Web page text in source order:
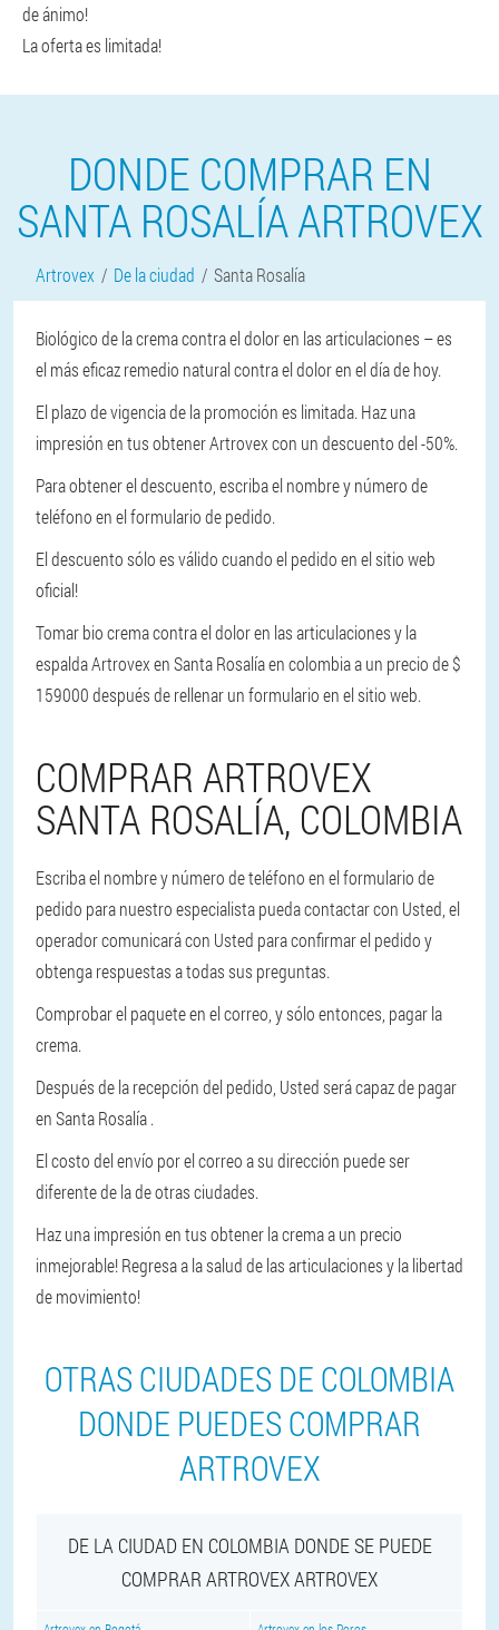
de ánimo!
La oferta es limitada!
DONDE COMPRAR EN
SANTA ROSALÍA ARTROVEX
Artrovex De la ciudad Santa Rosalía
Biológico de la crema contra el dolor en las articulaciones – es
el más eficaz remedio natural contra el dolor en el día de hoy.
El plazo de vigencia de la promoción es limitada. Haz una
impresión en tus obtener Artrovex con un descuento del -50%.
Para obtener el descuento, escriba el nombre y número de
teléfono en el formulario de pedido.
El descuento sólo es válido cuando el pedido en el sitio web
oficial!
Tomar bio crema contra el dolor en las articulaciones y la
espalda Artrovex en Santa Rosalía en colombia a un precio de $
159000 después de rellenar un formulario en el sitio web.
COMPRAR ARTROVEX
SANTA ROSALÍA, COLOMBIA
Escriba el nombre y número de teléfono en el formulario de
pedido para nuestro especialista pueda contactar con Usted, el
operador comunicará con Usted para confirmar el pedido y
obtenga respuestas a todas sus preguntas.
Comprobar el paquete en el correo, y sólo entonces, pagar la
crema.
Después de la recepción del pedido, Usted será capaz de pagar
en Santa Rosalía .
El costo del envío por el correo a su dirección puede ser
diferente de la de otras ciudades.
Haz una impresión en tus obtener la crema a un precio
inmejorable! Regresa a la salud de las articulaciones y la libertad
de movimiento!
OTRAS CIUDADES DE COLOMBIA
DONDE PUEDES COMPRAR
ARTROVEX
DE LA CIUDAD EN COLOMBIA DONDE SE PUEDE
COMPRAR ARTROVEX ARTROVEX